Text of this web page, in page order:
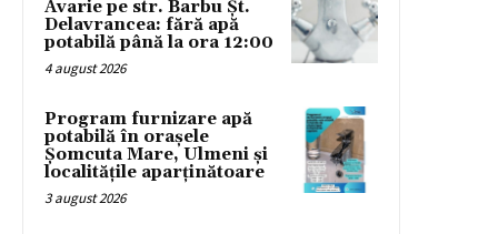
Avarie pe str. Barbu Șt.
Delavrancea: fără apă
potabilă până la ora 12:00
4 august 2026
Program furnizare apă
potabilă în orașele
Șomcuta Mare, Ulmeni și
localitățile aparținătoare
3 august 2026